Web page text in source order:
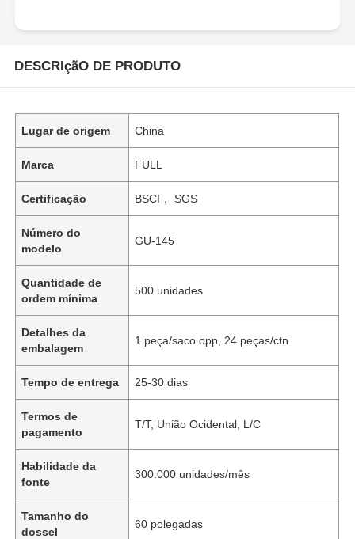
DESCRIçãO DE PRODUTO
Lugar de origem China
Marca FULL
Certificação BSCI， SGS
Número do
modelo
GU-145
Quantidade de
ordem mínima
500 unidades
Detalhes da
embalagem
1 peça/saco opp, 24 peças/ctn
Tempo de entrega 25-30 dias
Termos de
pagamento
T/T, União Ocidental, L/C
Habilidade da
fonte
300.000 unidades/mês
Tamanho do
dossel
60 polegadas